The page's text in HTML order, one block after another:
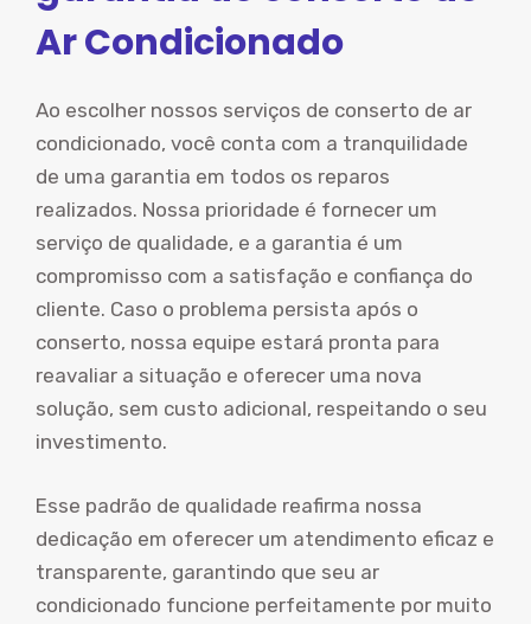
Ar Condicionado
Ao escolher nossos serviços de conserto de ar
condicionado, você conta com a tranquilidade
de uma garantia em todos os reparos
realizados. Nossa prioridade é fornecer um
serviço de qualidade, e a garantia é um
compromisso com a satisfação e confiança do
cliente. Caso o problema persista após o
conserto, nossa equipe estará pronta para
reavaliar a situação e oferecer uma nova
solução, sem custo adicional, respeitando o seu
investimento.
Esse padrão de qualidade reafirma nossa
dedicação em oferecer um atendimento eficaz e
transparente, garantindo que seu ar
condicionado funcione perfeitamente por muito